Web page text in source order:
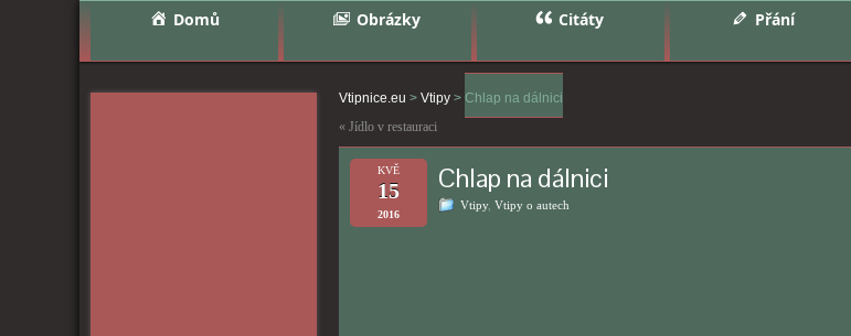
Domů Obrázky Citáty Přání
Vtipnice.eu > Vtipy > Chlap na dálnici
« Jídlo v restauraci
KVĚ
15
2016
Chlap na dálnici
Vtipy, Vtipy o autech